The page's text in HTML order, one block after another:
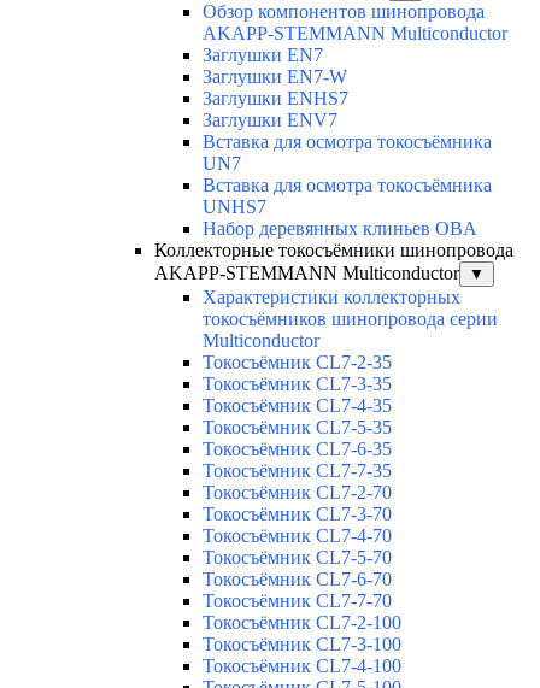
Обзор компонентов шинопровода
AKAPP-STEMMANN Multiconductor
Заглушки EN7
Заглушки EN7-W
Заглушки ENHS7
Заглушки ENV7
Вставка для осмотра токосъёмника
UN7
Вставка для осмотра токосъёмника
UNHS7
Набор деревянных клиньев OBA
Коллекторные токосъёмники шинопровода
AKAPP-STEMMANN Multiconductor
▼
Характеристики коллекторных
токосъёмников шинопровода серии
Multiconductor
Токосъёмник CL7-2-35
Токосъёмник CL7-3-35
Токосъёмник CL7-4-35
Токосъёмник CL7-5-35
Токосъёмник CL7-6-35
Токосъёмник CL7-7-35
Токосъёмник CL7-2-70
Токосъёмник CL7-3-70
Токосъёмник CL7-4-70
Токосъёмник CL7-5-70
Токосъёмник CL7-6-70
Токосъёмник CL7-7-70
Токосъёмник CL7-2-100
Токосъёмник CL7-3-100
Токосъёмник CL7-4-100